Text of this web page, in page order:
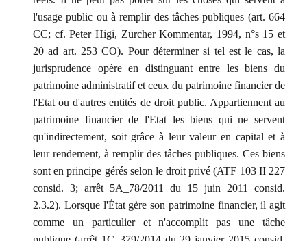
l'usage public ou à remplir des tâches publiques (art. 664
CC; cf. Peter Higi, Zürcher Kommentar, 1994, n°s 15 et
20 ad art. 253 CO). Pour déterminer si tel est le cas, la
jurisprudence opère en distinguant entre les biens du
patrimoine administratif et ceux du patrimoine financier de
l'Etat ou d'autres entités de droit public. Appartiennent au
patrimoine financier de l'Etat les biens qui ne servent
qu'indirectement, soit grâce à leur valeur en capital et à
leur rendement, à remplir des tâches publiques. Ces biens
sont en principe gérés selon le droit privé (ATF 103 II 227
consid. 3; arrêt 5A_78/2011 du 15 juin 2011 consid.
2.3.2). Lorsque l'État gère son patrimoine financier, il agit
comme un particulier et n'accomplit pas une tâche